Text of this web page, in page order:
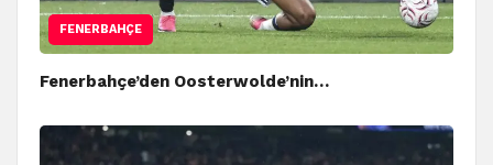
FENERBAHÇE
Fenerbahçe’den Oosterwolde’nin…